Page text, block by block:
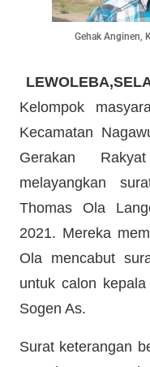
Gehak Anginen,
Kelompok
Kecamatan
Gerakan
melayangkan
Thomas Ola
2021. Mereka
Ola mencabut
untuk calon
Sogen As.
Surat keterangan